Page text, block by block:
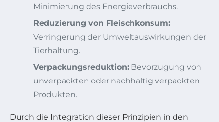
Minimierung des Energieverbrauchs.
Reduzierung von Fleischkonsum:
Verringerung der Umweltauswirkungen der
Tierhaltung.
Verpackungsreduktion: Bevorzugung von
unverpackten oder nachhaltig verpackten
Produkten.
Durch die Integration dieser Prinzipien in den